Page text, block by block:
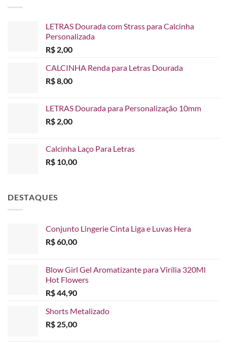
LETRAS Dourada com Strass para Calcinha
Personalizada
R$ 2,00
CALCINHA Renda para Letras Dourada
R$8,00
LETRAS Dourada para Personalização 10mm
R$ 2,00
Calcinha Laço Para Letras
R$ 10,00
DESTAQUES
Conjunto Lingerie Cinta Liga e Luvas Hera
R$60,00
Blow Girl Gel Aromatizante para Virília 320Ml
Hot Flowers
R$44,90
Shorts Metalizado
R$ 25,00